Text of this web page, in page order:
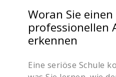
Woran Sie einen
professionellen
erkennen
Eine seriöse Schule